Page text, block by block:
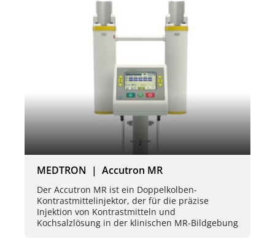
MEDTRON | Accutron MR
Der Accutron MR ist ein Doppelkolben-
Kontrastmittelinjektor, der für die präzise
Injektion von Kontrastmitteln und
Kochsalzlösung in der klinischen MR-Bildgebung